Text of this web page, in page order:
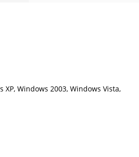
XP, Windows 2003, Windows Vista,